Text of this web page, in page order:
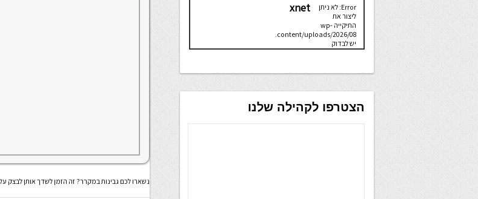
נשארו לכם גבינות במקרר? זה הזמן לשדך אותן לבצק
Error: לא ניתן
ליצור את
התיקייה wp-
content/uploads/2026/08.
יש לבדוק
שתיקיית האב
xnet
הצטרפו לקהילה שלנו